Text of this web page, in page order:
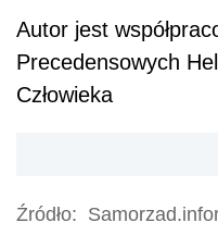
Autor jest
Precedensowych
Człowieka
Źródło: